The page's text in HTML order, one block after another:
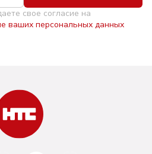
свое согласие на
ваших персональных данных